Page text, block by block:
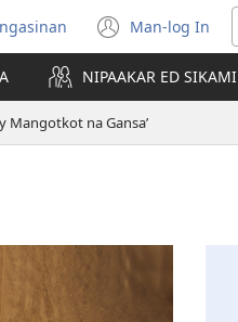
Manpili
na
Lenguahe
Man-log In
(opens
new
window)
NIPAAKAR ED SIKAMI
Mangotkot na Gansa’